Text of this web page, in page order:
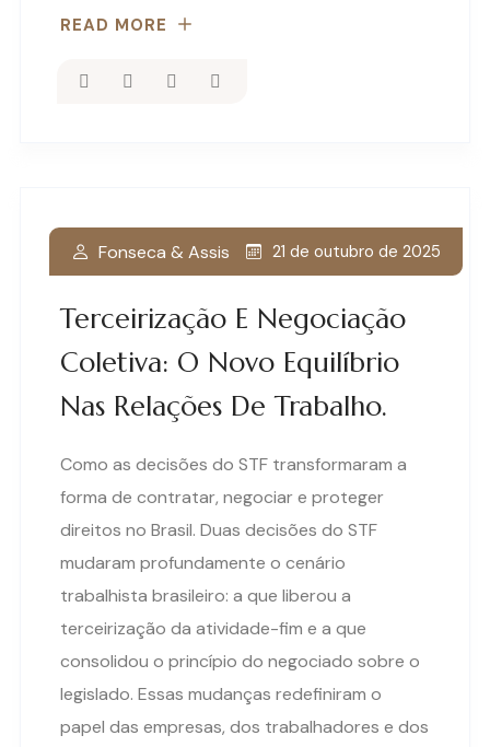
READ MORE
Terceirização E Negociação
Coletiva: O Novo Equilíbrio
Nas Relações De Trabalho.
Fonseca & Assis 21 de outubro de 2025
Como as decisões do STF transformaram a
forma de contratar, negociar e proteger
direitos no Brasil. Duas decisões do STF
mudaram profundamente o cenário
trabalhista brasileiro: a que liberou a
terceirização da atividade-fim e a que
consolidou o princípio do negociado sobre o
legislado. Essas mudanças redefiniram o
papel das empresas, dos trabalhadores e dos